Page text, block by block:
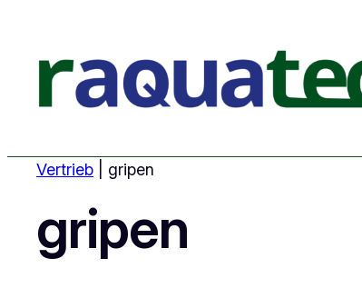
Vertrieb gripen
gripen